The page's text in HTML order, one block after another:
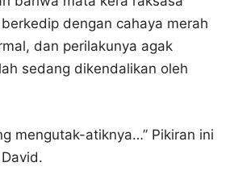
dengan cahaya merah
dan perilakunya agak
sedang dikendalikan oleh
mengutak-atiknya…” Pikiran ini